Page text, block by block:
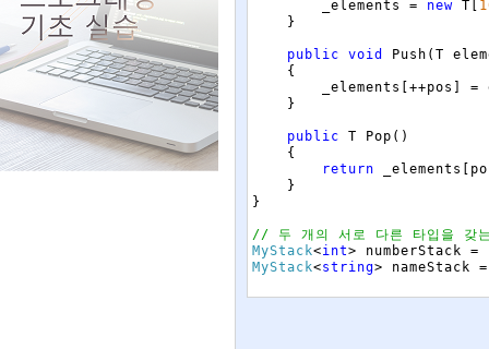
_elements
= new T [
}
public void Push ( T
{
_elements [++pos ] =
}
public T Pop ( )
{
return
_elements [
}
}
// 두 개의 서로 다른 타입을 갖
MyStack<int> numberStack =
MyStack<string> nameStack =